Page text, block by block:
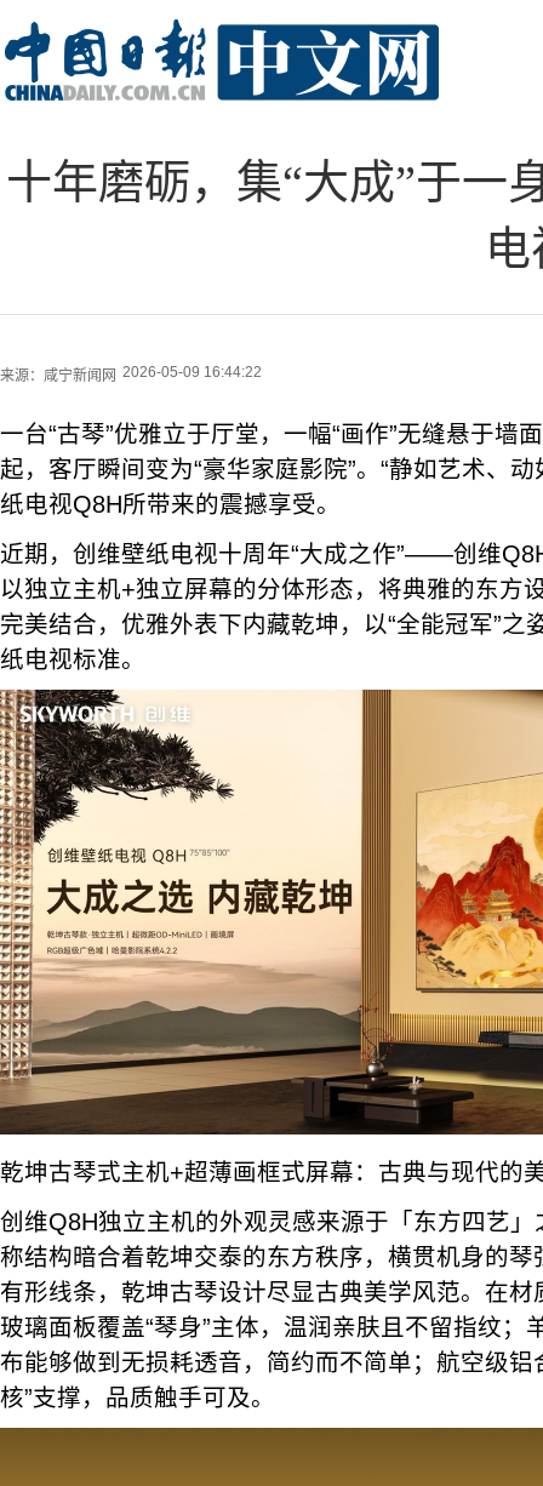
十年磨砺，集“大成”于一
来源： 咸宁新闻网 2026-05-09 16:44:22
一台“古琴”优雅立于厅堂，一幅“画作”无缝悬于墙
起，客厅瞬间变为“豪华家庭影院”。“静如艺术、
纸电视Q8H所带来的震撼享受。
近期，创维壁纸电视十周年“大成之作”——创维
以独立主机+独立屏幕的分体形态，将典雅的东方
完美结合，优雅外表下内藏乾坤，以“全能冠军”之
纸电视标准。
乾坤古琴式主机+超薄画框式屏幕：古典与现代的
创维Q8H独立主机的外观灵感来源于「东方四艺
称结构暗合着乾坤交泰的东方秩序，横贯机身的
有形线条，乾坤古琴设计尽显古典美学风范。在
玻璃面板覆盖“琴身”主体，温润亲肤且不留指纹；
布能够做到无损耗透音，简约而不简单；航空级铝
核”支撑，品质触手可及。